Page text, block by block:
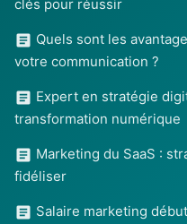
clés pour réussir
Quels sont les
votre communication ?
Expert en stratégie
transformation numérique
Marketing du SaaS :
fidéliser
Salaire marketing